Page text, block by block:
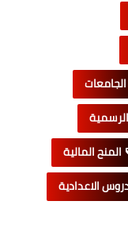
الجامعات
المنح المالية
الاعدادية